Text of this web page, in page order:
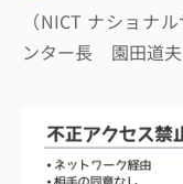
（NICT ナショナ
ンター長 園田道夫